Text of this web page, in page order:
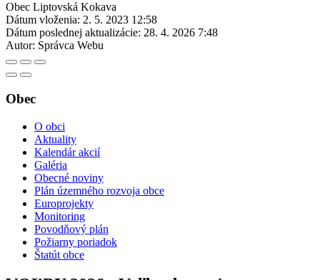
Obec Liptovská Kokava
Dátum vloženia: 2. 5. 2023 12:58
Dátum poslednej aktualizácie: 28. 4. 2026 7:48
Autor: Správca Webu
Obec
O obci
Aktuality
Kalendár akcií
Galéria
Obecné noviny
Plán územného rozvoja obce
Europrojekty
Monitoring
Povodňový plán
Požiarny poriadok
Štatút obce